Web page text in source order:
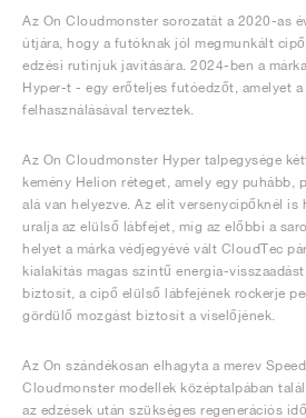
Az On Cloudmonster sorozatát a 2020-as
útjára, hogy a futóknak jól megmunkált
edzési rutinjuk javítására. 2024-ben a
Hyper-t - egy erőteljes futóedzőt, amelyet
felhasználásával terveztek.
Az On Cloudmonster Hyper talpegysége
kemény Helion réteget, amely egy puhább,
alá van helyezve. Az elit versenycipőknél is
uralja az elülső lábfejet, míg az előbbi a
helyet a márka védjegyévé vált CloudTec
kialakítás magas szintű energia-
biztosít, a cipő elülső lábfejének rockerje
gördülő mozgást biztosít a viselőjének.
Az On szándékosan elhagyta a merev
Cloudmonster modellek középtalpában
az edzések után szükséges regenerációs